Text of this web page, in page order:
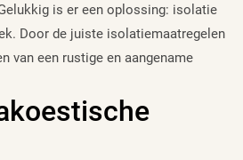
is er een oplossing: isolatie
Door de juiste isolatiemaatregelen
van een rustige en aangename